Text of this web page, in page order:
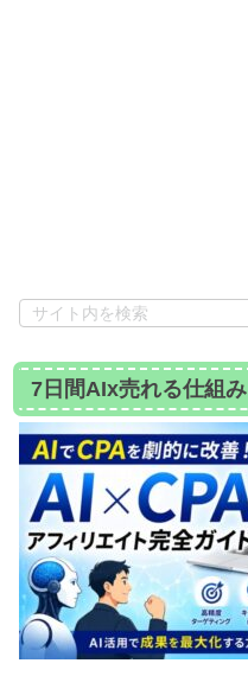
7日間AIx売れる仕組み